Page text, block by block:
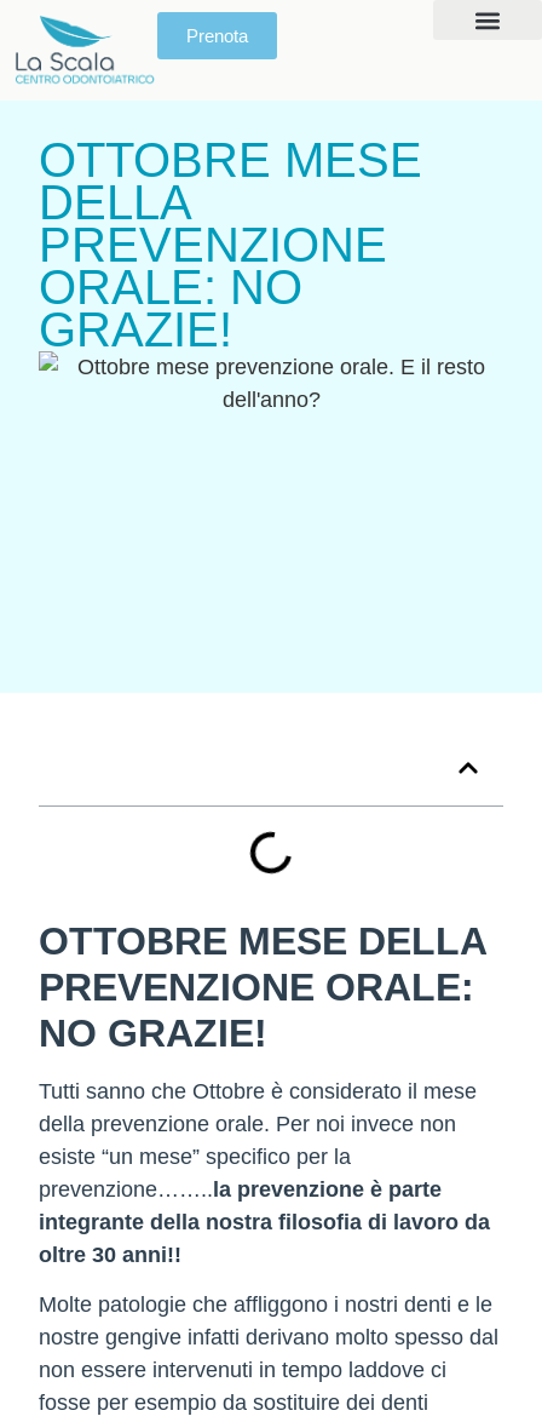
Prenota
OTTOBRE MESE
DELLA
PREVENZIONE
ORALE: NO
GRAZIE!
OTTOBRE MESE DELLA
PREVENZIONE ORALE:
NO GRAZIE!
Tutti sanno che Ottobre è considerato il mese
della prevenzione orale. Per noi invece non
esiste “un mese” specifico per la
prevenzione……..la prevenzione è parte
integrante della nostra filosofia di lavoro da
oltre 30 anni!!
Molte patologie che affliggono i nostri denti e le
nostre gengive infatti derivano molto spesso dal
non essere intervenuti in tempo laddove ci
fosse per esempio da sostituire dei denti